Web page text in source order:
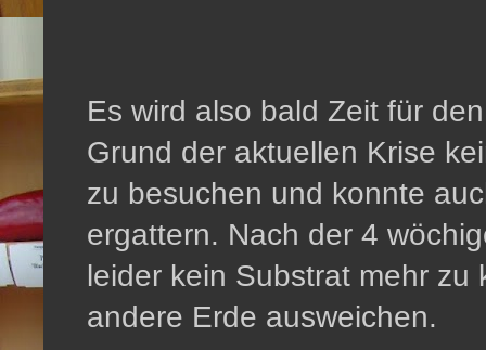
Es wird also bald Zeit für
Grund der aktuellen Krise
zu besuchen und konnte
ergattern. Nach der 4
leider kein Substrat mehr
andere Erde ausweichen.